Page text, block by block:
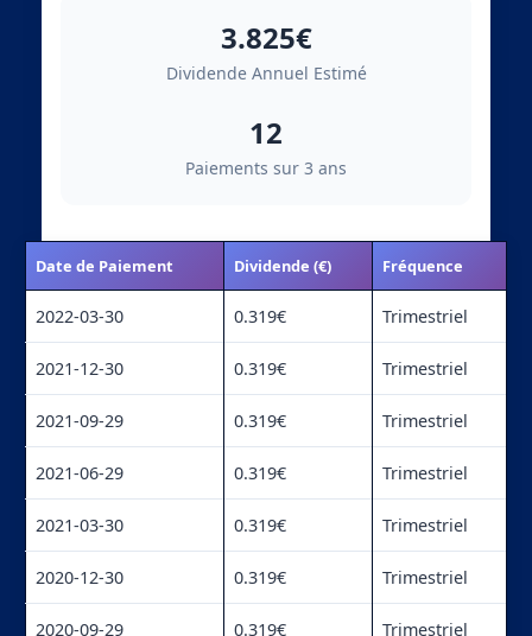
3.825€
Dividende Annuel Estimé
12
Paiements sur 3 ans
Date de Paiement Dividende (€) Fréquence
2022-03-30 0.319€ Trimestriel
2021-12-30 0.319€ Trimestriel
2021-09-29 0.319€ Trimestriel
2021-06-29 0.319€ Trimestriel
2021-03-30 0.319€ Trimestriel
2020-12-30 0.319€ Trimestriel
2020-09-29 0.319€ Trimestriel